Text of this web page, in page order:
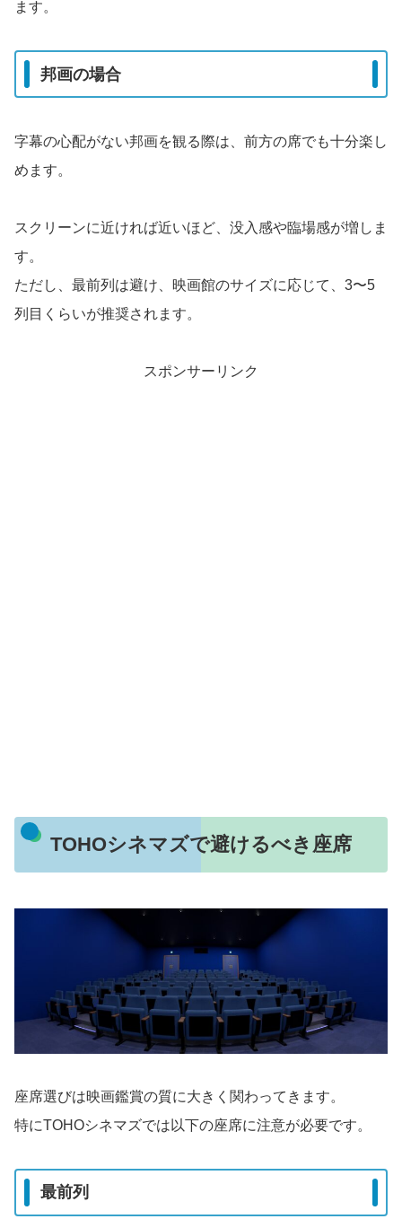
ます。
邦画の場合
字幕の心配がない邦画を観る際は、前方の席でも十分楽し
めます。
スクリーンに近ければ近いほど、没入感や臨場感が増しま
す。
ただし、最前列は避け、映画館のサイズに応じて、3〜5
列目くらいが推奨されます。
スポンサーリンク
TOHOシネマズで避けるべき座席
座席選びは映画鑑賞の質に大きく関わってきます。
特にTOHOシネマズでは以下の座席に注意が必要です。
最前列